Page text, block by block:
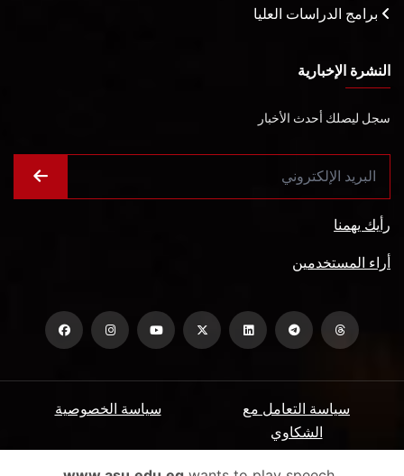
برامج الدراسات العليا
النشرة الإخبارية
سجل ليصلك أحدث الأخبار
رأيك يهمنا
أراء المستخدمين
سياسة الخصوصية
سياسة التعامل مع
الشكاوي
الأسئلة الشائعة ميثاق المتعاملين